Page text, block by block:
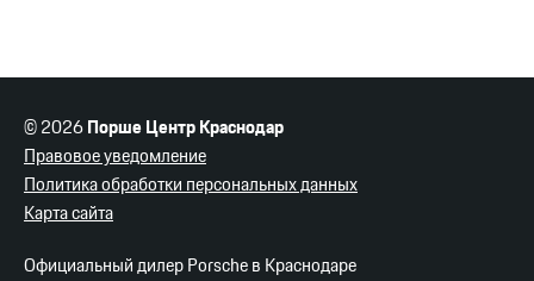
© 2026Порше Центр Краснодар
Правовое уведомление
Политика обработки персональных данных
Карта сайта
Официальный дилер Porsche в Краснодаре